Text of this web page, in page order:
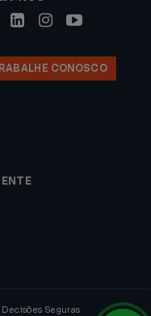
CONOSCO
Decisões Seguras